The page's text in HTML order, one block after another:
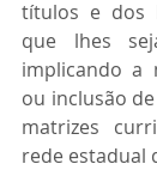
títulos e dos
que lhes
implicando a
ou inclusão
matrizes
rede estadual